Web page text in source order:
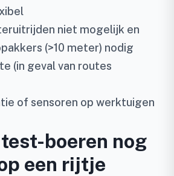
niet mogelijk en
(>10 meter) nodig
(in geval van routes
of sensoren op werktuigen
test-boeren nog
een rijtje